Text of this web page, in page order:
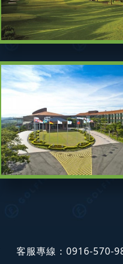
客服專線：0916-570-